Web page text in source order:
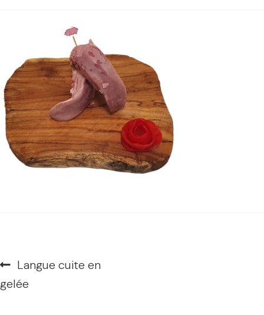
Navigation
de
Article
précédent :
Langue cuite en
gelée